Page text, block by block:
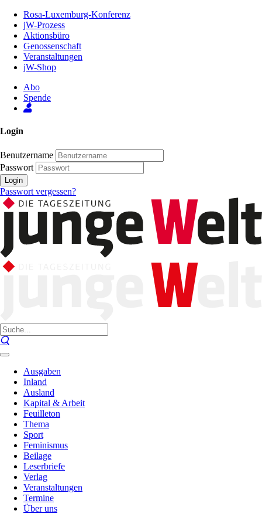
Inhalt
Seite
Rosa-Luxemburg-Konferenz
jW-Prozess
Aktionsbüro
Genossenschaft
Veranstaltungen
jW-Shop
Abo
Spende
Login
Benutzername
Passwort
Login
Passwort vergessen?
Ausgaben
Inland
Ausland
Kapital & Arbeit
Feuilleton
Thema
Sport
Feminismus
Beilage
Leserbriefe
Verlag
Veranstaltungen
Termine
Über uns